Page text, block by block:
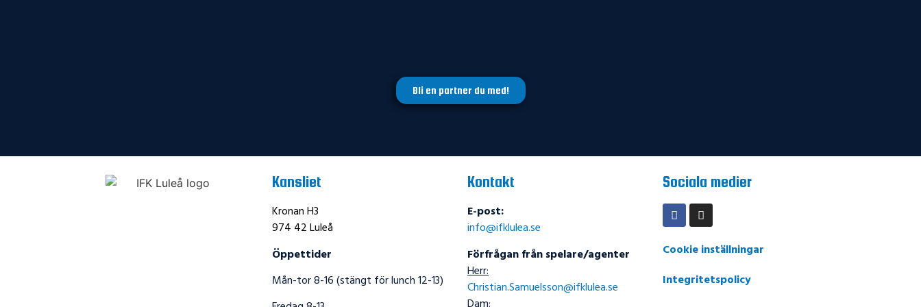
Bli en partner du med!
Kansliet
Kronan H3
974 42 Luleå
Öppettider
Mån-tor 8-16 (stängt för lunch 12-13)
Kontakt
E-post:
info@ifklulea.se
Förfrågan från spelare/agenter
Herr:
Christian.Samuelsson@ifklulea.se
Sociala medier
Cookie inställningar
Integritetspolicy